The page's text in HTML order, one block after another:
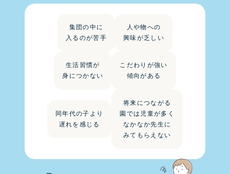
集団の中に
入るのが苦手
人や物への
興味が乏しい
生活習慣が
身につかない
こだわりが強い
傾向がある
同年代の子より
遅れを感じる
将来につながる
園では児童が多く
なかなか先生に
みてもらえない